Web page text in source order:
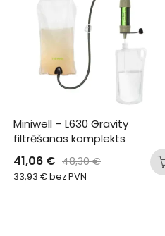
Miniwell – L630 Gravity
filtrēšanas komplekts
41,06 € 48,30€
33,93 €bez PVN